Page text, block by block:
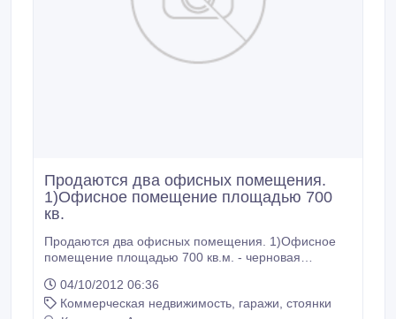
Продаются два офисных помещения.
1)Офисное помещение площадью 700
кв.
Продаются два офисных помещения. 1)Офисное
помещение площадью 700 кв.м. - черновая
=1050$ (торг) 2)Офисное помещение площадью
300 кв.м.- черновая отделка. 1 этаж. отдельный
04/10/2012 06:36
Коммерческая недвижимость, гаражи, стоянки